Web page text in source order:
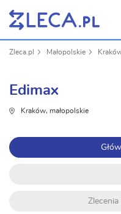
Zleca.pl Małopolskie
Edimax
Kraków, małopolskie
Zlecenia